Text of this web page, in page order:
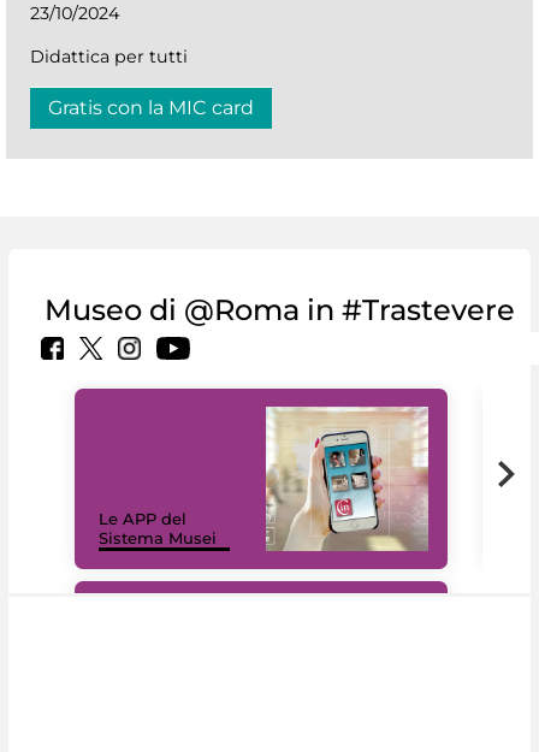
23/10/2024
Didattica per tutti
Gratis con la MIC card
Museo di @Roma in #Trastevere
Le APP del
Sistema Musei